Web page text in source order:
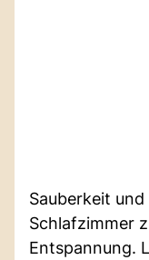
Sauberkeit
Schlafzimmer
Entspannung.